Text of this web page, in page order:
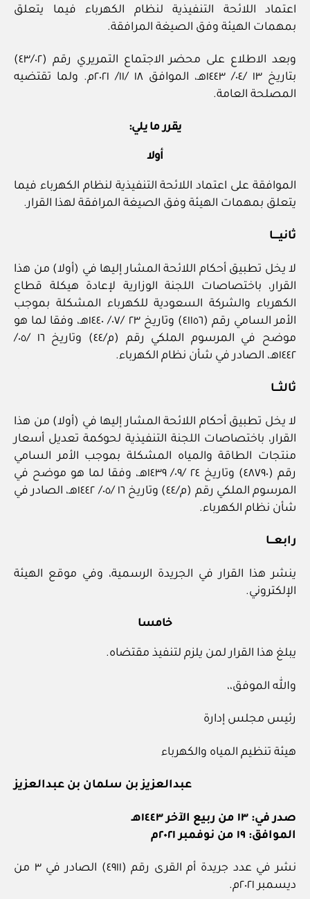
اعتماد اللائحة التنفيذية لنظام الكهرباء فيما يتعلق
بمهمات الهيئة وفق الصيغة المرافقة.
وبعد الاطلاع على محضر الاجتماع التمريري رقم (٤٣/٠٢)
بتاريخ ١٣ /٠٤/ ١٤٤٣هـ، الموافق ١٨ /١١/ ٢٠٢١م. ولما تقتضيه
المصلحة العامة.
يقرر ما يلي:
أولا
الموافقة على اعتماد اللائحة التنفيذية لنظام الكهرباء فيما
يتعلق بمهمات الهيئة وفق الصيغة المرافقة لهذا القرار.
ثانيــــا
لا يخل تطبيق أحكام اللائحة المشار إليها في (أولا) من هذا
القرار، باختصاصات اللجنة الوزارية لإعادة هيكلة قطاع
الكهرباء والشركة السعودية للكهرباء المشكلة بموجب
الأمر السامي رقم (٤١١٥٦) وتاريخ ٢٣ /٠٧/ ١٤٤٠هـ، وفقا لما هو
موضح في المرسوم الملكي رقم (م/٤٤) وتاريخ ١٦ /٠٥/
١٤٤٢هـ، الصادر في شأن نظام الكهرباء.
ثالثـــا
لا يخل تطبيق أحكام اللائحة المشار إليها في (أولا) من هذا
القرار، باختصاصات اللجنة التنفيذية لحوكمة تعديل أسعار
منتجات الطاقة والمياه المشكلة بموجب الأمر السامي
رقم (٤٨٧٩٠) وتاريخ ٢٤ /٠٩/ ١٤٣٩هـ، وفقا لما هو موضح في
المرسوم الملكي رقم (م/٤٤) وتاريخ ١٦ /٠٥/ ١٤٤٢هـ، الصادر في
شأن نظام الكهرباء.
رابعـــا
ينشر هذا القرار في الجريدة الرسمية، وفي موقع الهيئة
الإلكتروني.
خامسا
يبلغ هذا القرار لمن يلزم لتنفيذ مقتضاه.
والله الموفق،،
رئيس مجلس إدارة
هيئة تنظيم المياه والكهرباء
عبدالعزيز بن سلمان بن عبدالعزيز
صدر في: ١٣ من ربيع الآخر ١٤٤٣هـ
الموافق: ١٩ من نوفمبر ٢٠٢١م
نشر في عدد جريدة أم القرى رقم (٤٩١١) الصادر في ٣ من
ديسمبر ٢٠٢١م.